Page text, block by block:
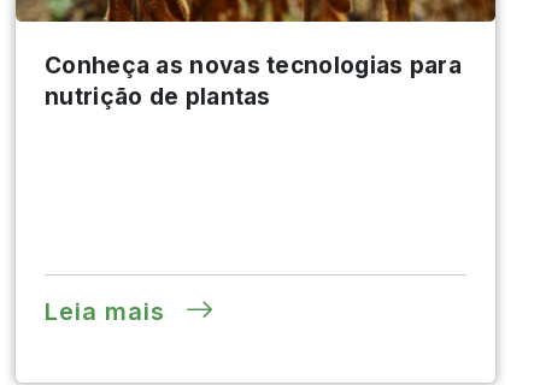
Conheça as novas tecnologias para
nutrição de plantas
Leia mais